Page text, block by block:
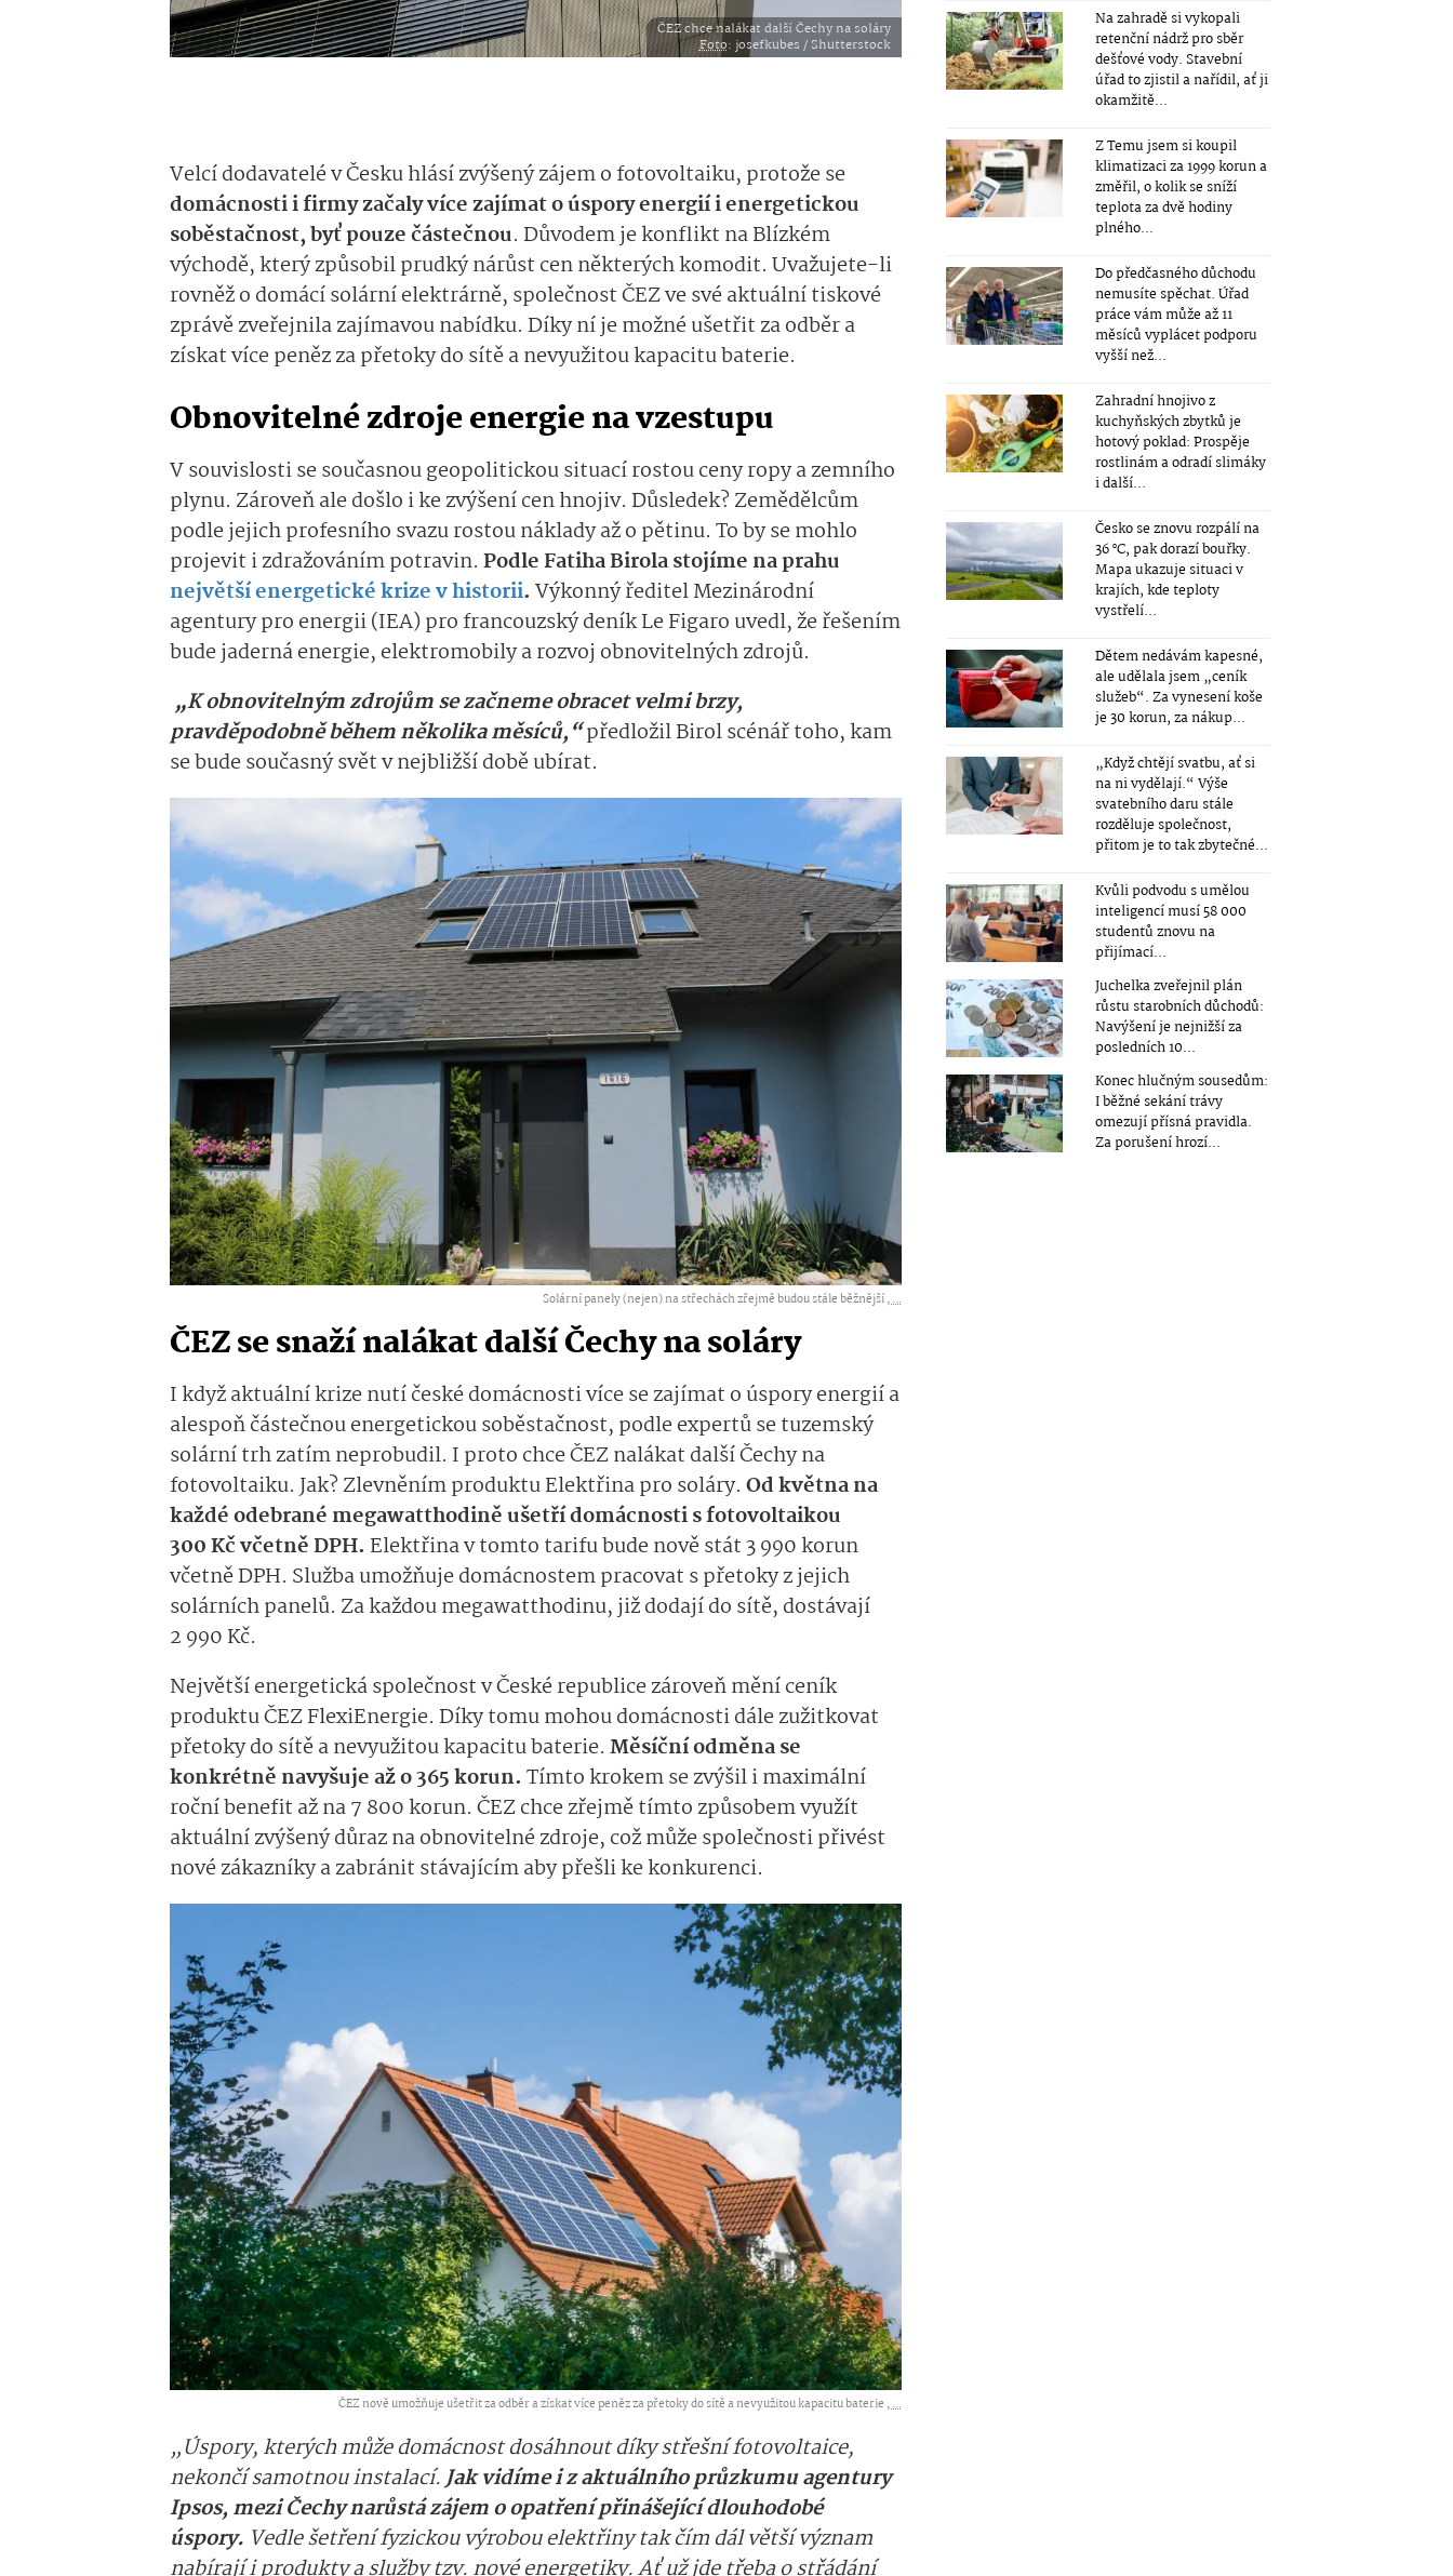
ČEZ chce nalákat další Čechy na soláry
Foto: josefkubes / Shutterstock
Velcí dodavatelé v Česku hlásí zvýšený zájem o fotovoltaiku, protože se
domácnosti i firmy začaly více zajímat o úspory energií i energetickou
soběstačnost, byť pouze částečnou. Důvodem je konflikt na Blízkém
východě, který způsobil prudký nárůst cen některých komodit. Uvažujete-li
rovněž o domácí solární elektrárně, společnost ČEZ ve své aktuální tiskové
zprávě zveřejnila zajímavou nabídku. Díky ní je možné ušetřit za odběr a
získat více peněz za přetoky do sítě a nevyužitou kapacitu baterie.
Obnovitelné zdroje energie na vzestupu
V souvislosti se současnou geopolitickou situací rostou ceny ropy a zemního
plynu. Zároveň ale došlo i ke zvýšení cen hnojiv. Důsledek? Zemědělcům
podle jejich profesního svazu rostou náklady až o pětinu. To by se mohlo
projevit i zdražováním potravin. Podle Fatiha Birola stojíme na prahu
největší energetické krize v historii. Výkonný ředitel Mezinárodní
agentury pro energii (IEA) pro francouzský deník Le Figaro uvedl, že řešením
bude jaderná energie, elektromobily a rozvoj obnovitelných zdrojů.
„K obnovitelným zdrojům se začneme obracet velmi brzy,
pravděpodobně během několika měsíců,“předložil Birol scénář toho, kam
se bude současný svět v nejbližší době ubírat.
Solární panely (nejen) na střechách zřejmě budou stále běžnější ,...
ČEZ se snaží nalákat další Čechy na soláry
I když aktuální krize nutí české domácnosti více se zajímat o úspory energií a
alespoň částečnou energetickou soběstačnost, podle expertů se tuzemský
solární trh zatím neprobudil. I proto chce ČEZ nalákat další Čechy na
fotovoltaiku. Jak? Zlevněním produktu Elektřina pro soláry. Od května na
každé odebrané megawatthodině ušetří domácnosti s fotovoltaikou
300 Kč včetně DPH. Elektřina v tomto tarifu bude nově stát 3 990 korun
včetně DPH. Služba umožňuje domácnostem pracovat s přetoky z jejich
solárních panelů. Za každou megawatthodinu, již dodají do sítě, dostávají
2 990 Kč.
Největší energetická společnost v České republice zároveň mění ceník
produktu ČEZ FlexiEnergie. Díky tomu mohou domácnosti dále zužitkovat
přetoky do sítě a nevyužitou kapacitu baterie. Měsíční odměna se
konkrétně navyšuje až o 365 korun. Tímto krokem se zvýšil i maximální
roční benefit až na 7 800 korun. ČEZ chce zřejmě tímto způsobem využít
aktuální zvýšený důraz na obnovitelné zdroje, což může společnosti přivést
nové zákazníky a zabránit stávajícím aby přešli ke konkurenci.
ČEZ nově umožňuje ušetřit za odběr a získat více peněz za přetoky do sítě a nevyužitou kapacitu baterie ,...
„Úspory, kterých může domácnost dosáhnout díky střešní fotovoltaice,
nekončí samotnou instalací.Jak vidíme i z aktuálního průzkumu agentury
Ipsos, mezi Čechy narůstá zájem o opatření přinášející dlouhodobé
úspory. Vedle šetření fyzickou výrobou elektřiny tak čím dál větší význam
Na zahradě si vykopali
retenční nádrž pro sběr
dešťové vody. Stavební
úřad to zjistil a nařídil, ať ji
okamžitě...
Z Temu jsem si koupil
klimatizaci za 1999 korun a
změřil, o kolik se sníží
teplota za dvě hodiny
plného...
Do předčasného důchodu
nemusíte spěchat. Úřad
práce vám může až 11
měsíců vyplácet podporu
vyšší než...
Zahradní hnojivo z
kuchyňských zbytků je
hotový poklad: Prospěje
rostlinám a odradí slimáky
i další...
Česko se znovu rozpálí na
36 °C, pak dorazí bouřky.
Mapa ukazuje situaci v
krajích, kde teploty
vystřelí...
Dětem nedávám kapesné,
ale udělala jsem „ceník
služeb“. Za vynesení koše
je 30 korun, za nákup...
„Když chtějí svatbu, ať si
na ni vydělají.“ Výše
svatebního daru stále
rozděluje společnost,
přitom je to tak zbytečné...
Kvůli podvodu s umělou
inteligencí musí 58 000
studentů znovu na
přijímací...
Juchelka zveřejnil plán
růstu starobních důchodů:
Navýšení je nejnižší za
posledních 10...
Konec hlučným sousedům:
I běžné sekání trávy
omezují přísná pravidla.
Za porušení hrozí...